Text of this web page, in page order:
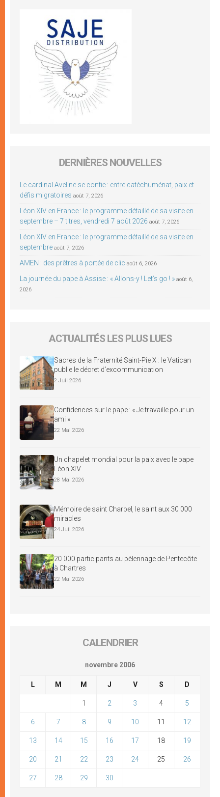
DERNIÈRES NOUVELLES
Le cardinal Aveline se confie : entre catéchuménat, paix et
défis migratoires août 7, 2026
Léon XIV en France : le programme détaillé de sa visite en
septembre – 7 titres, vendredi 7 août 2026 août 7, 2026
Léon XIV en France : le programme détaillé de sa visite en
septembre août 7, 2026
AMEN : des prêtres à portée de clic août 6, 2026
La journée du pape à Assise : « Allons-y ! Let’s go ! » août 6,
2026
ACTUALITÉS LES PLUS LUES
Sacres de la Fraternité Saint-Pie X : le Vatican
publie le décret d’excommunication
2 Juil 2026
Confidences sur le pape : « Je travaille pour un
ami »
22 Mai 2026
Un chapelet mondial pour la paix avec le pape
Léon XIV
28 Mai 2026
Mémoire de saint Charbel, le saint aux 30 000
miracles
24 Juil 2026
20 000 participants au pèlerinage de Pentecôte
à Chartres
22 Mai 2026
CALENDRIER
novembre 2006
L M M J V S D
1 2 3 4 5
6 7 8 9 10 11 12
13 14 15 16 17 18 19
20 21 22 23 24 25 26
27 28 29 30